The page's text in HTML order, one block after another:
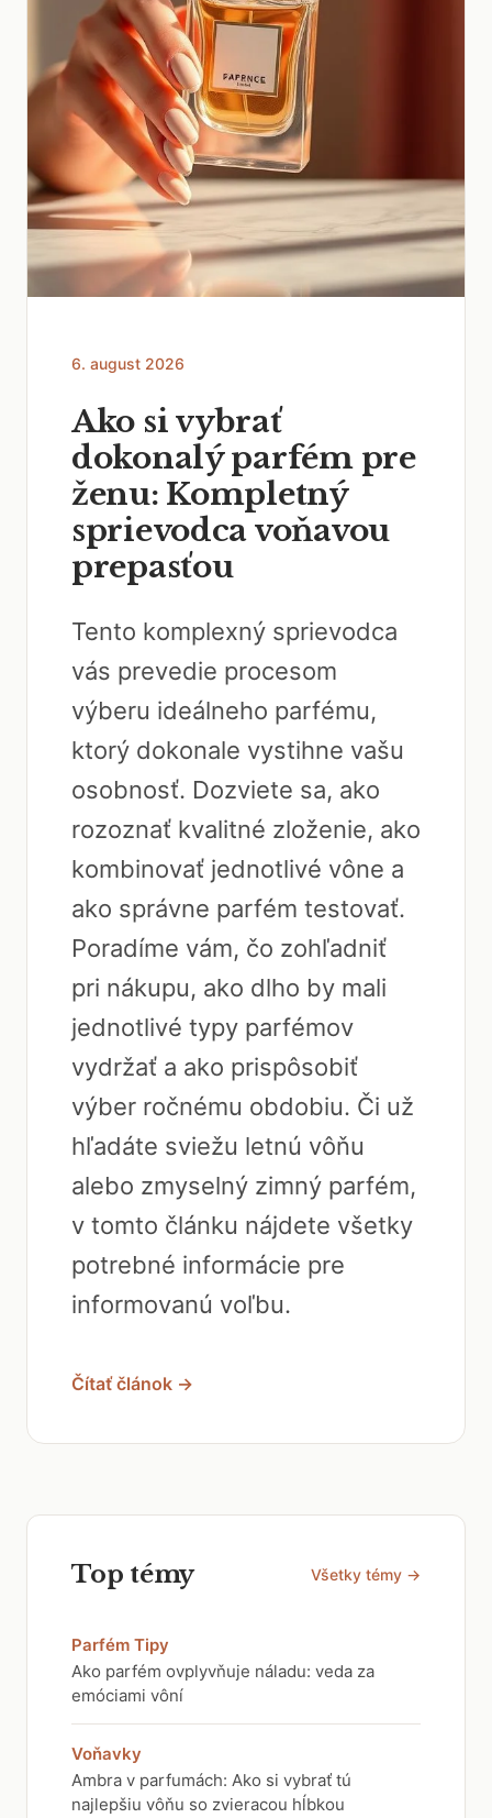
6. august 2026
Ako si vybrať
dokonalý parfém pre
ženu: Kompletný
sprievodca voňavou
prepasťou
Tento komplexný sprievodca
vás prevedie procesom
výberu ideálneho parfému,
ktorý dokonale vystihne vašu
osobnosť. Dozviete sa, ako
rozoznať kvalitné zloženie, ako
kombinovať jednotlivé vône a
ako správne parfém testovať.
Poradíme vám, čo zohľadniť
pri nákupu, ako dlho by mali
jednotlivé typy parfémov
vydržať a ako prispôsobiť
výber ročnému obdobiu. Či už
hľadáte sviežu letnú vôňu
alebo zmyselný zimný parfém,
v tomto článku nájdete všetky
potrebné informácie pre
informovanú voľbu.
Čítať článok →
Top témy Všetky témy →
Parfém Tipy
Ako parfém ovplyvňuje náladu: veda za
emóciami vôní
Voňavky
Ambra v parfumách: Ako si vybrať tú
najlepšiu vôňu so zvieracou hĺbkou